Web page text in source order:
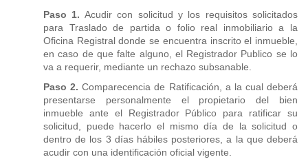
Paso 1. Acudir con solicitud y los requisitos solicitados
para Traslado de partida o folio real inmobiliario a la
Oficina Registral donde se encuentra inscrito el inmueble,
en caso de que falte alguno, el Registrador Publico se lo
va a requerir, mediante un rechazo subsanable.
Paso 2. Comparecencia de Ratificación, a la cual deberá
presentarse personalmente el propietario del bien
inmueble ante el Registrador Público para ratificar su
solicitud, puede hacerlo el mismo día de la solicitud o
dentro de los 3 días hábiles posteriores, a la que deberá
acudir con una identificación oficial vigente.